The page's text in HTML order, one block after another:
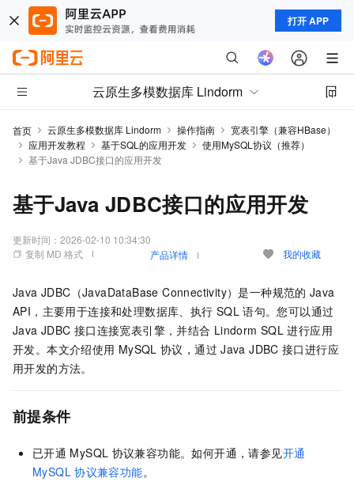
打开 APP
云原生多模数据库 Lindorm
首页 云原生多模数据库 Lindorm 操作指南
宽表引擎（兼容HBase）
应用开发教程
基于SQL的应用开发
使用MySQL协议（推荐）
基于Java JDBC接口的应用开发
基于Java JDBC接口的应用开发
更新时间： 2026-02-10 10:34:30
复制 MD 格式
产品详情 我的收藏
Java JDBC（JavaDataBase Connectivity）是一种规范的 Java
API，主要用于连接和处理数据库、执行 SQL 语句。您可以通过
Java JDBC 接口连接宽表引擎，并结合 Lindorm SQL 进行应用
开发。本文介绍使用 MySQL 协议，通过 Java JDBC 接口进行应
用开发的方法。
前提条件
已开通 MySQL 协议兼容功能。如何开通，请参见开通
MySQL 协议兼容功能。